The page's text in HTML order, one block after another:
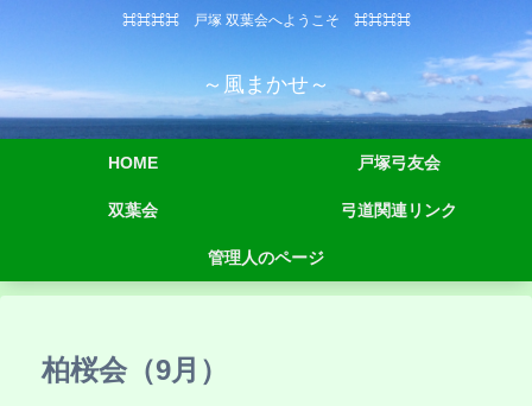
⌘⌘⌘⌘ 戸塚 双葉会へようこそ ⌘⌘⌘⌘
～風まかせ～
HOME 戸塚弓友会
双葉会 弓道関連リンク
管理人のページ
柏桜会（9月）